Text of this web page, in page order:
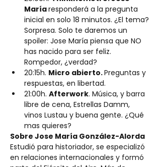
María responderá a la pregunta
inicial en solo 18 minutos. ¿El tema?
Sorpresa. Solo te daremos un
spoiler: Jose María piensa que NO
has nacido para ser feliz.
Rompedor, ¿verdad?
20:15h. Micro abierto. Preguntas y
respuestas, en libertad.
21:00h. Afterwork. Música, y barra
libre de cena, Estrellas Damm,
vinos Lustau y buena gente. ¿Qué
mas quieres?
Sobre Jose María González-Alorda
Estudió para historiador, se especializó
en relaciones internacionales y formó